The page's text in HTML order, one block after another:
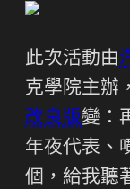
此次活動由
克學院主辦
改良版變：
年夜代表、
個，給我聽